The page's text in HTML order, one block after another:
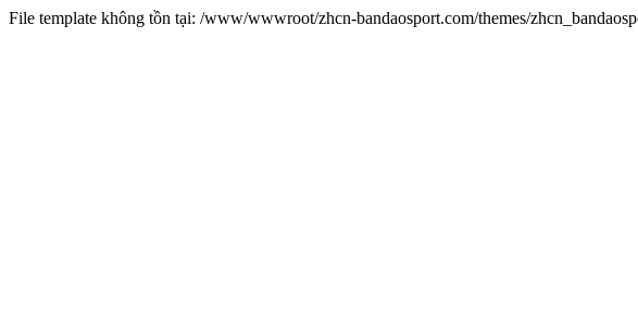
File template không tồn tại: /www/wwwroot/zhcn-bandaosport.com/themes/